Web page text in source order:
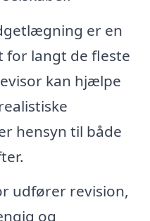
er en
for langt de fleste
kan hjælpe
hensyn til både
udfører revision,
og